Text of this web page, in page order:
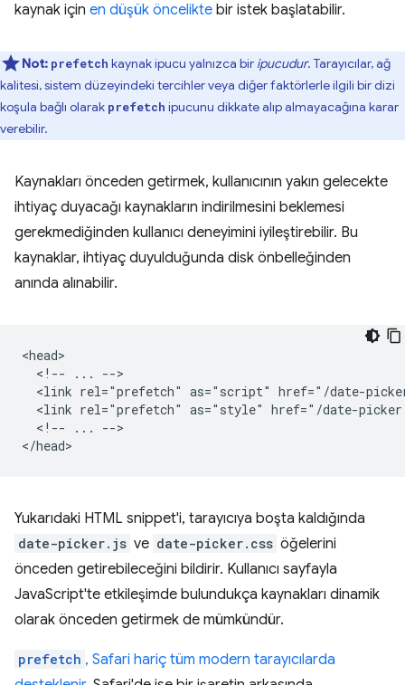
kaynak için en düşük öncelikte bir istek başlatabilir.
Not: prefetch kaynak ipucu yalnızca bir ipucudur. Tarayıcılar, ağ
kalitesi, sistem düzeyindeki tercihler veya diğer faktörlerle ilgili bir dizi
koşula bağlı olarak prefetch ipucunu dikkate alıp almayacağına karar
verebilir.
Kaynakları önceden getirmek, kullanıcının yakın gelecekte
ihtiyaç duyacağı kaynakların indirilmesini beklemesi
gerekmediğinden kullanıcı deneyimini iyileştirebilir. Bu
kaynaklar, ihtiyaç duyulduğunda disk önbelleğinden
anında alınabilir.
<head>
  <!-- ... -->
<link rel="prefetch" as="script" href="/date-
<link rel="prefetch" as="style" href="/date-
  <!-- ... -->
Yukarıdaki HTML snippet'i, tarayıcıya boşta kaldığında
date-picker.js ve date-picker.css öğelerini
önceden getirebileceğini bildirir. Kullanıcı sayfayla
JavaScript'te etkileşimde bulundukça kaynakları dinamik
olarak önceden getirmek de mümkündür.
prefetch , Safari hariç tüm modern tarayıcılarda